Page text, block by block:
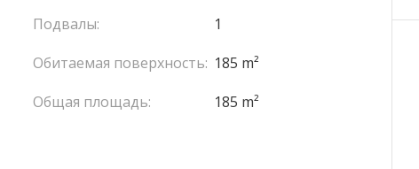
Подвалы:
1
Обитаемая поверхность: 185 m²
Общая площадь:
185 m²